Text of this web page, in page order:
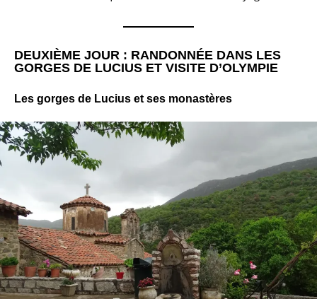
DEUXIÈME JOUR : RANDONNÉE DANS LES
GORGES DE LUCIUS ET VISITE D’OLYMPIE
Les gorges de Lucius et ses monastères